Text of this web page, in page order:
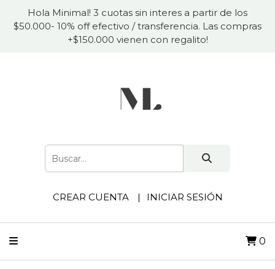
Hola Minimal! 3 cuotas sin interes a partir de los
$50.000- 10% off efectivo / transferencia. Las compras
+$150.000 vienen con regalito!
CREAR CUENTA INICIAR SESIÓN
0